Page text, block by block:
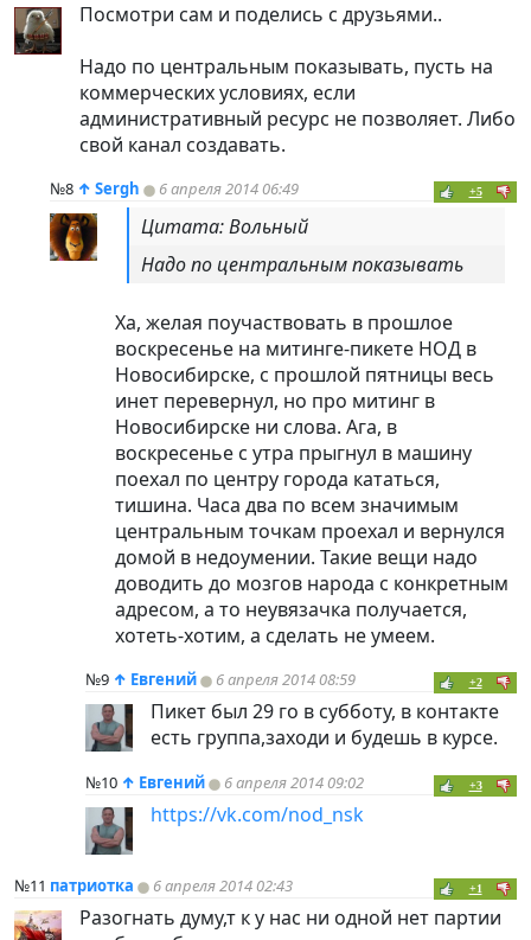
Посмотри сам и поделись с друзьями..
Надо по центральным показывать, пусть на
коммерческих условиях, если
административный ресурс не позволяет. Либо
свой канал создавать.
№8 ↑ Sergh 6 апреля 2014 06:49 +5
Цитата: Вольный
Надо по центральным показывать
Ха, желая поучаствовать в прошлое
воскресенье на митинге-пикете НОД в
Новосибирске, с прошлой пятницы весь
инет перевернул, но про митинг в
Новосибирске ни слова. Ага, в
воскресенье с утра прыгнул в машину
поехал по центру города кататься,
тишина. Часа два по всем значимым
центральным точкам проехал и вернулся
домой в недоумении. Такие вещи надо
доводить до мозгов народа с конкретным
адресом, а то неувязачка получается,
хотеть-хотим, а сделать не умеем.
№9 ↑ Евгений 6 апреля 2014 08:59 +2
Пикет был 29 го в субботу, в контакте
есть группа,заходи и будешь в курсе.
№10 ↑ Евгений 6 апреля 2014 09:02 +3
https://vk.com/nod_nsk
№11 патриотка 6 апреля 2014 02:43 +1
Разогнать думу,т к у нас ни одной нет партии